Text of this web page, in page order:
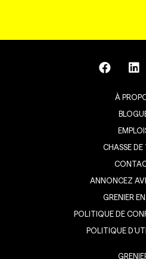
À
CHASSE DE
ANNONCEZ
GRENIER
POLITIQUE DE
POLITIQUE